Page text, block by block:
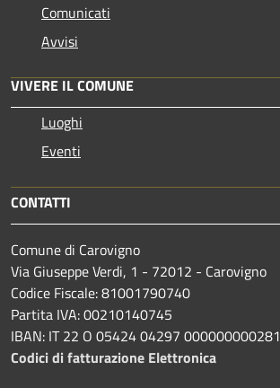
Comunicati
Avvisi
VIVERE IL COMUNE
Luoghi
Eventi
CONTATTI
Comune di Carovigno
Via Giuseppe Verdi, 1 - 72012 - Carovigno
Codice Fiscale: 81001790740
Partita IVA: 00210140745
IBAN: IT 22 O 05424 04297 000000000281
Codici di fatturazione Elettronica